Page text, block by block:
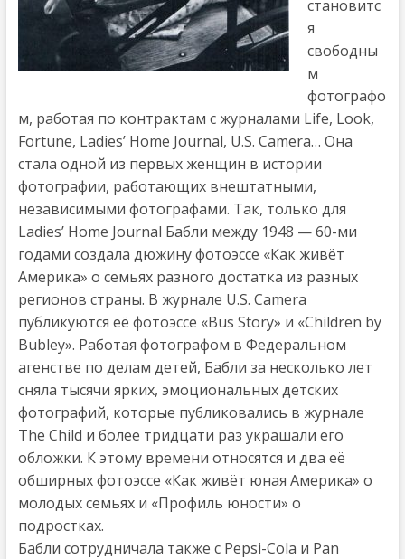
становитс
я
свободны
м
фотографо
м, работая по контрактам с журналами Life, Look,
Fortune, Ladies’ Home Journal, U.S. Camera… Она
стала одной из первых женщин в истории
фотографии, работающих внештатными,
независимыми фотографами. Так, только для
Ladies’ Home Journal Бабли между 1948 — 60-ми
годами создала дюжину фотоэссе «Как живёт
Америка» о семьях разного достатка из разных
регионов страны. В журнале U.S. Camera
публикуются её фотоэссе «Bus Story» и «Children by
Bubley». Работая фотографом в Федеральном
агенстве по делам детей, Бабли за несколько лет
сняла тысячи ярких, эмоциональных детских
фотографий, которые публиковались в журнале
The Child и более тридцати раз украшали его
обложки. К этому времени относятся и два её
обширных фотоэссе «Как живёт юная Америка» о
молодых семьях и «Профиль юности» о
подростках.
Бабли сотрудничала также с Pepsi-Cola и Pan